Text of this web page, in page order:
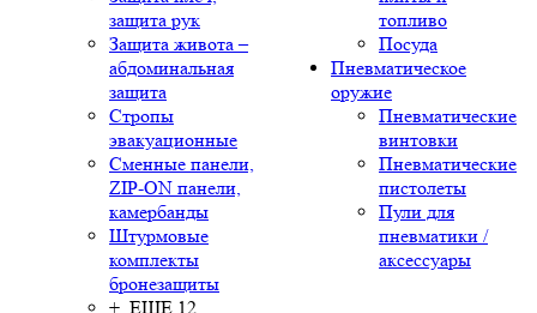
защита рук
Защита живота –
абдоминальная
защита
Стропы
эвакуационные
Сменные панели,
ZIP-ON панели,
камербанды
Штурмовые
комплекты
бронезащиты
+ ЕЩЕ 12
топливо
Посуда
Пневматическое
оружие
Пневматические
винтовки
Пневматические
пистолеты
Пули для
пневматики /
аксессуары